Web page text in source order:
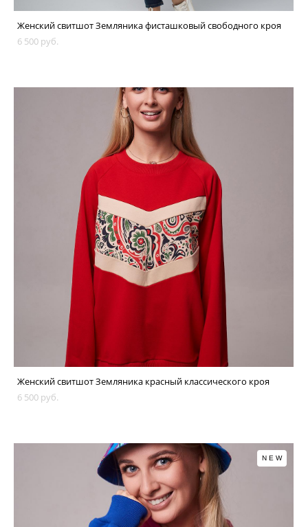
Женский свитшот Земляника фисташковый свободного кроя
6 500 pуб.
Женский свитшот Земляника красный классического кроя
6 500 pуб.
NEW